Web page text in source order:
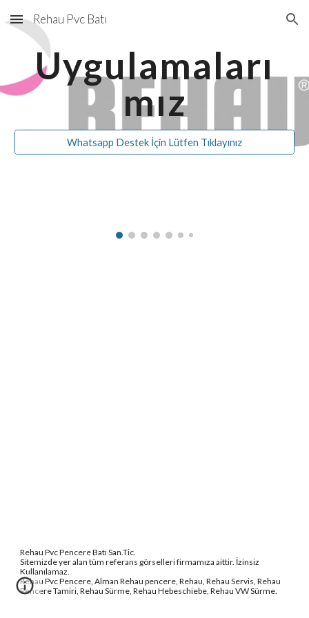
Skip to main content Skip to navigation
Rehau Pvc Batı
Uygulamaları
mız
Whatsapp Destek İçin Lütfen Tıklayınız
Rehau Pvc Pencere Batı San.Tic.
Sitemizde yer alan tüm referans görselleri firmamıza aittir. İzinsiz
Kullanılamaz.
Rehau Pvc Pencere, Alman Rehau pencere, Rehau, Rehau Servis, Rehau
Pencere Tamiri, Rehau Sürme, Rehau Hebeschiebe, Rehau VW Sürme.